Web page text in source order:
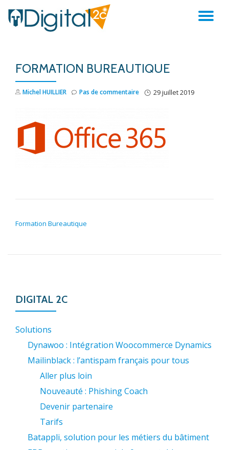
Aller
FORMATION BUREAUTIQUE
Michel HUILLIER 29 juillet 2019
Pas de commentaire
Formation Bureautique
DIGITAL 2C
Solutions
Dynawoo : Intégration Woocommerce Dynamics
Mailinblack : l’antispam français pour tous
Aller plus loin
Nouveauté : Phishing Coach
Devenir partenaire
Tarifs
Batappli, solution pour les métiers du bâtiment